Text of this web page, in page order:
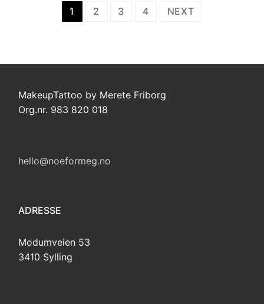
Sidepaginering
1 2 3 4 NEXT
MakeupTattoo by Merete Friborg
Org.nr. 983 820 018
hello@noeformeg.no
ADRESSE
Modumveien 53
3410 Sylling